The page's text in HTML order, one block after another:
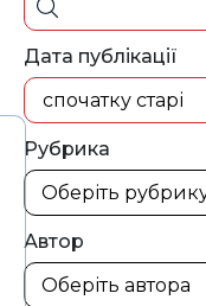
Дата публікації
спочатку старі
Рубрика
Автор